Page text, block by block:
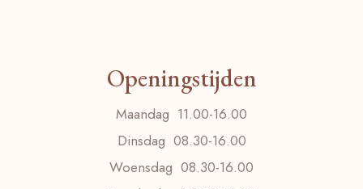
Openingstijden
Maandag 11.00-16.00
Dinsdag 08.30-16.00
Woensdag 08.30-16.00